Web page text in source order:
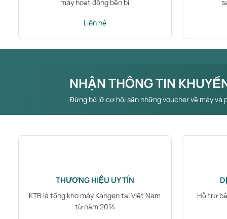
máy hoạt động bền bỉ
Liên hệ
NHẬN THÔNG TIN
Đừng bỏ lỡ cơ hội săn những voucher về máy và
THƯƠNG HIỆU UY TÍN
KTB là tổng kho máy Kangen tại Việt Nam
từ năm 2014
Hỗ trợ